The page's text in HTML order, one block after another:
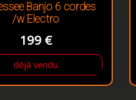
Banjo 6 cordes
/w Electro
199 €
déjà vendu